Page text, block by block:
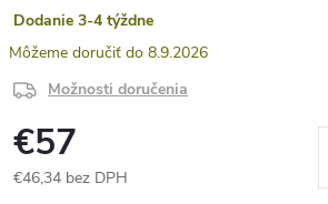
Dodanie 3-4 týždne
8.9.2026
Možnosti doručenia
€57
€46,34 bez DPH